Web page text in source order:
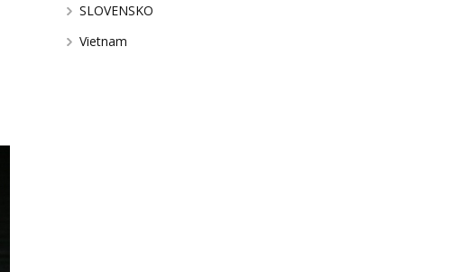
SLOVENSKO
Vietnam